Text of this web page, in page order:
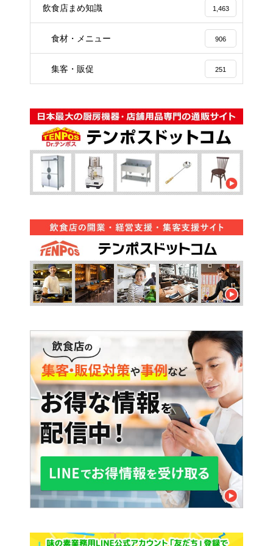
飲食店まめ知識 1,463
食材・メニュー 906
集客・販促 251